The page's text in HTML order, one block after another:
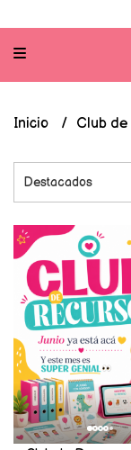
Inicio Club de